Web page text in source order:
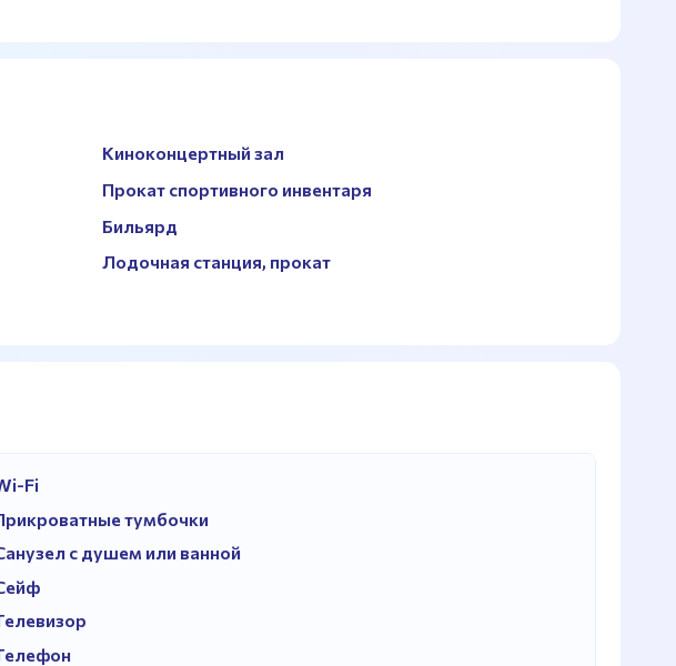
Киноконцертный зал
Прокат спортивного инвентаря
Бильярд
Лодочная станция, прокат
Fi
тумбочки
с душем или ванной